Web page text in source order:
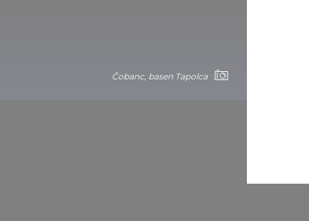
Čobanc, basen Tapolca